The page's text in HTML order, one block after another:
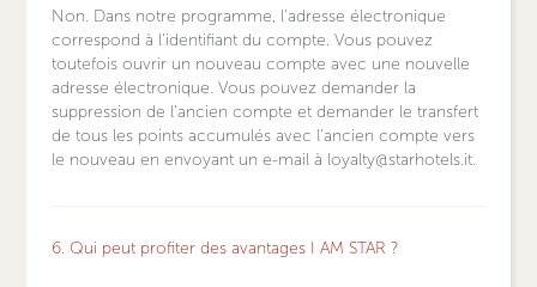
Non. Dans notre programme, l'adresse électronique
correspond à l'identifiant du compte. Vous pouvez
toutefois ouvrir un nouveau compte avec une nouvelle
adresse électronique. Vous pouvez demander la
suppression de l'ancien compte et demander le transfert
de tous les points accumulés avec l'ancien compte vers
le nouveau en envoyant un e-mail à loyalty@starhotels.it.
6. Qui peut profiter des avantages I AM STAR ?